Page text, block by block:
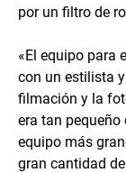
por un filtro de
«El equipo para
con un estilista
filmación y la
era tan
equipo más
gran cantidad